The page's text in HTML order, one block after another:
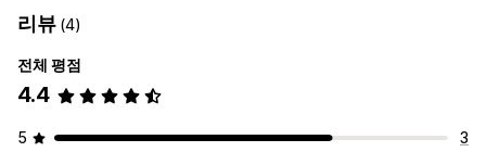
리뷰 (4)
전체 평점
4.4
5
3